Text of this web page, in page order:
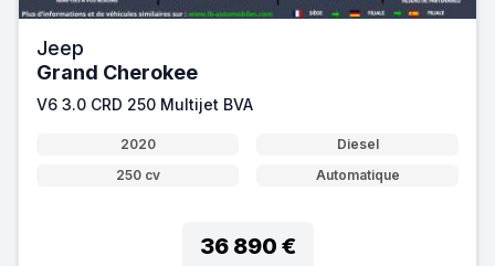
Jeep
Grand Cherokee
V6 3.0 CRD 250 Multijet BVA
2020
Diesel
250 cv
Automatique
36 890 €